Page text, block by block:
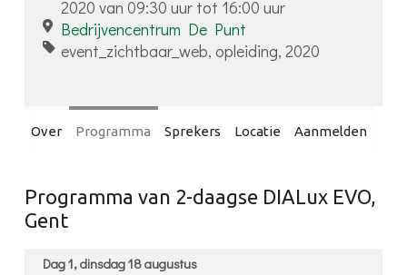
2020 van 09:30 uur tot 16:00 uur
Bedrijvencentrum De Punt
event_zichtbaar_web, opleiding, 2020
Over Programma Sprekers Locatie Aanmelden
Programma van 2-daagse DIALux EVO,
Gent
Dag 1, dinsdag 18 augustus